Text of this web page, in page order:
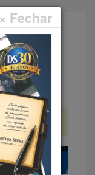
× Fechar
Menu